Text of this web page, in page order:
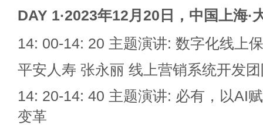
DAY 1·2023年12月20日，中国上海·
14: 00-14: 20 主题演讲: 数字化线上
平安人寿 张永丽 线上营销系统开发
14: 20-14: 40 主题演讲: 必有，以AI
变革